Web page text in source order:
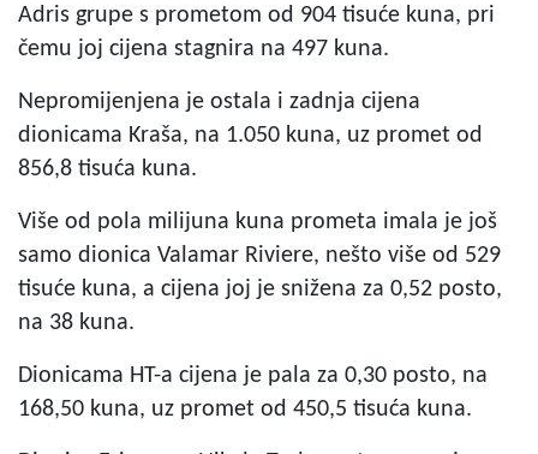
Adris grupe s prometom od 904 tisuće kuna, pri
čemu joj cijena stagnira na 497 kuna.
Nepromijenjena je ostala i zadnja cijena
dionicama Kraša, na 1.050 kuna, uz promet od
856,8 tisuća kuna.
Više od pola milijuna kuna prometa imala je još
samo dionica Valamar Riviere, nešto više od 529
tisuće kuna, a cijena joj je snižena za 0,52 posto,
na 38 kuna.
Dionicama HT-a cijena je pala za 0,30 posto, na
168,50 kuna, uz promet od 450,5 tisuća kuna.